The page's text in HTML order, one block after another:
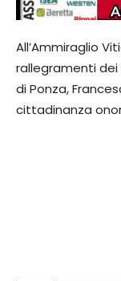
All’Ammiraglio
rallegramenti dei
di Ponza,
cittadinanza